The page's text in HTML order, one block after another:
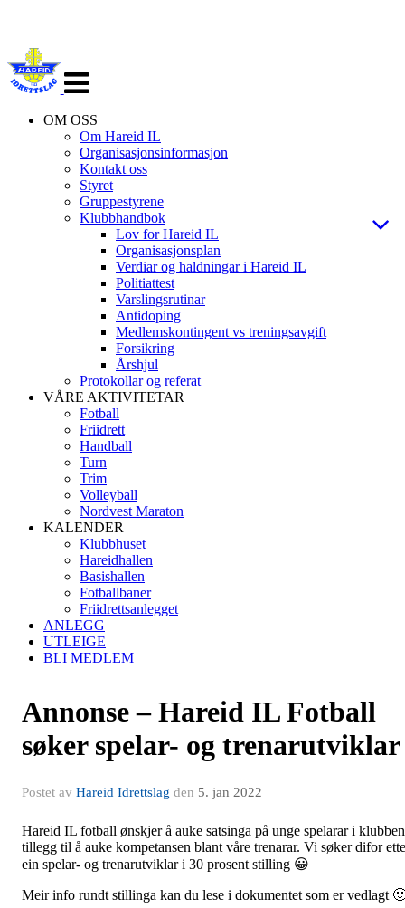
navigasjon
OM OSS
Om Hareid IL
Organisasjonsinformasjon
Kontakt oss
Styret
Gruppestyrene
Klubbhandbok
Lov for Hareid IL
Organisasjonsplan
Verdiar og haldningar i Hareid IL
Politiattest
Varslingsrutinar
Antidoping
Medlemskontingent vs treningsavgift
Forsikring
Årshjul
Protokollar og referat
VÅRE AKTIVITETAR
Fotball
Friidrett
Handball
Turn
Trim
Volleyball
Nordvest Maraton
KALENDER
Klubbhuset
Hareidhallen
Basishallen
Fotballbaner
Friidrettsanlegget
ANLEGG
UTLEIGE
BLI MEDLEM
Annonse – Hareid IL Fotball
søker spelar- og trenarutviklar
Postet av Hareid Idrettslag den 5. jan 2022
Hareid IL fotball ønskjer å auke satsinga på unge spelarar i
tillegg til å auke kompetansen blant våre trenarar. Vi søker difor
ein spelar- og trenarutviklar i 30 prosent stilling 😀
Meir info rundt stillinga kan du lese i dokumentet som er vedlagt